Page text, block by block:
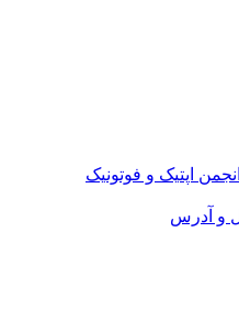
اپتیک و فوتونیک
و آدرس